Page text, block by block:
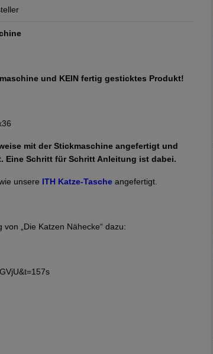
und KEIN fertig gesticktes Produkt!
mit der Stickmaschine angefertigt und
Eine Schritt für Schritt Anleitung ist dabei.
unsere ITH Katze-Tasche angefertigt.
„Die Katzen Nähecke“ dazu: